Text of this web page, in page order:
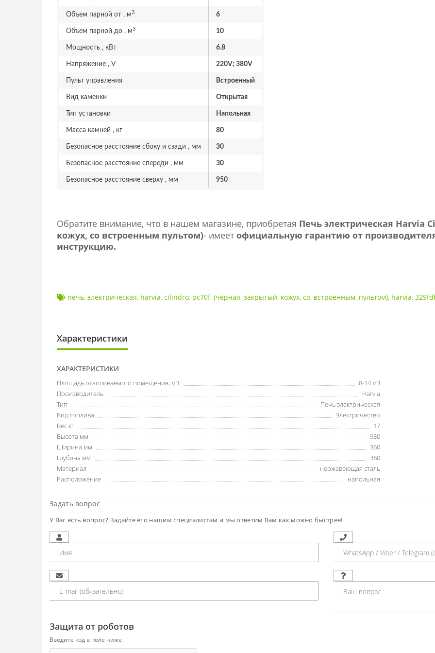
Объем парной от , м3 6
Объем парной до , м3 10
Мощность , кВт 6.8
Напряжение , V 220V; 380V
Пульт управления Встроенный
Вид каменки Открытая
Тип установки Напольная
Масса камней , кг 80
Безопасное расстояние сбоку и сзади , мм 30
Безопасное расстояние спереди , мм 30
Безопасное расстояние сверху , мм 950
Обратите внимание, что в нашем магазине, приобретая Печь электрическая Harvia
кожух, со встроенным пультом)- имеет официальную гарантию от
инструкцию.
печь, электрическая, harvia, cilindro, pc70f, (чёрная, закрытый, кожух, со, встроенным, пультом), harvia,
Характеристики
ХАРАКТЕРИСТИКИ
Площадь отапливаемого помещения, м3
8-14 м3
Производитель
Harvia
Тип
Печь электрическая
Вид топлива
Электричество
Вес кг
17
Высота мм
930
Ширина мм
360
Глубина мм
360
Материал
нержавеющая сталь
Расположение
напольная
Задать вопрос
У Вас есть вопрос? Задайте его нашим специалистам и мы ответим Вам как можно быстрее!
Защита от роботов
Введите код в поле ниже